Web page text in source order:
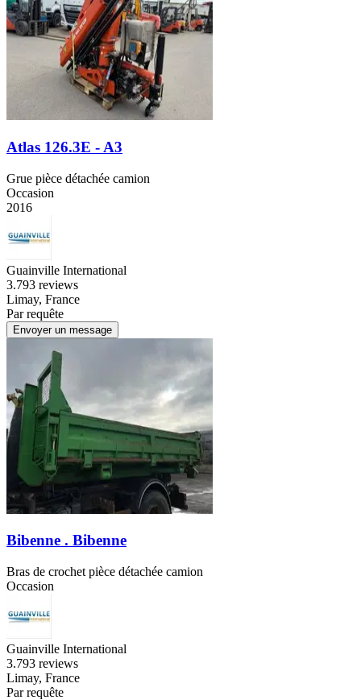
Atlas 126.3E - A3
Grue pièce détachée camion
Occasion
2016
Guainville International
3.793 reviews
Limay, France
Par requête
Envoyer un message
Bibenne . Bibenne
Bras de crochet pièce détachée camion
Occasion
Guainville International
3.793 reviews
Limay, France
Par requête